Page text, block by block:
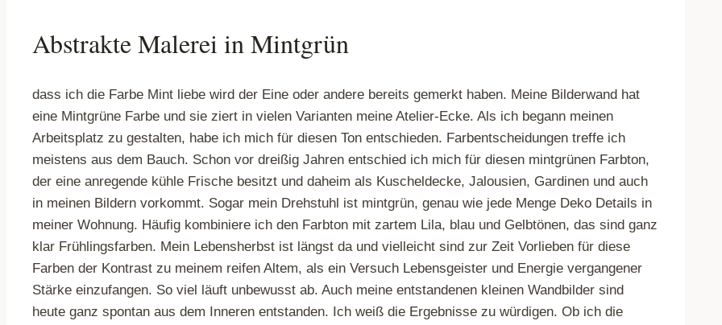
Abstrakte Malerei in Mintgrün
dass ich die Farbe Mint liebe wird der Eine oder andere bereits gemerkt haben. Meine Bilderwand hat
eine Mintgrüne Farbe und sie ziert in vielen Varianten meine Atelier-Ecke. Als ich begann meinen
Arbeitsplatz zu gestalten, habe ich mich für diesen Ton entschieden. Farbentscheidungen treffe ich
meistens aus dem Bauch. Schon vor dreißig Jahren entschied ich mich für diesen mintgrünen Farbton,
der eine anregende kühle Frische besitzt und daheim als Kuscheldecke, Jalousien, Gardinen und auch
in meinen Bildern vorkommt. Sogar mein Drehstuhl ist mintgrün, genau wie jede Menge Deko Details in
meiner Wohnung. Häufig kombiniere ich den Farbton mit zartem Lila, blau und Gelbtönen, das sind ganz
klar Frühlingsfarben. Mein Lebensherbst ist längst da und vielleicht sind zur Zeit Vorlieben für diese
Farben der Kontrast zu meinem reifen Altem, als ein Versuch Lebensgeister und Energie vergangener
Stärke einzufangen. So viel läuft unbewusst ab. Auch meine entstandenen kleinen Wandbilder sind
heute ganz spontan aus dem Inneren entstanden. Ich weiß die Ergebnisse zu würdigen. Ob ich die